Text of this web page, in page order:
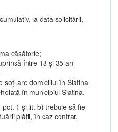
la data solicitării,
căsătorie;
între 18 și 35 ani
soți are domiciliul în Slatina;
în municipiul Slatina.
1 și lit. b) trebuie să fie
plății, în caz contrar,